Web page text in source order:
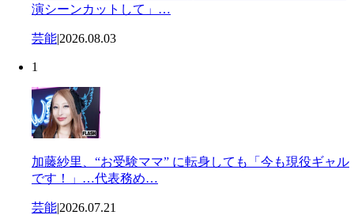
演シーンカットして」…
芸能|2026.08.03
1
加藤紗里、“お受験ママ” に転身しても「今も現役ギャル
です！」…代表務め…
芸能|2026.07.21